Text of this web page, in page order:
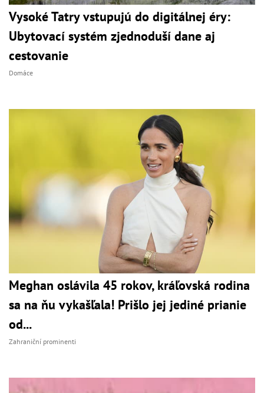
Vysoké Tatry vstupujú do digitálnej éry:
Ubytovací systém zjednoduší dane aj
cestovanie
Domáce
Meghan oslávila 45 rokov, kráľovská rodina
sa na ňu vykašľala! Prišlo jej jediné prianie
od...
Zahraniční prominenti